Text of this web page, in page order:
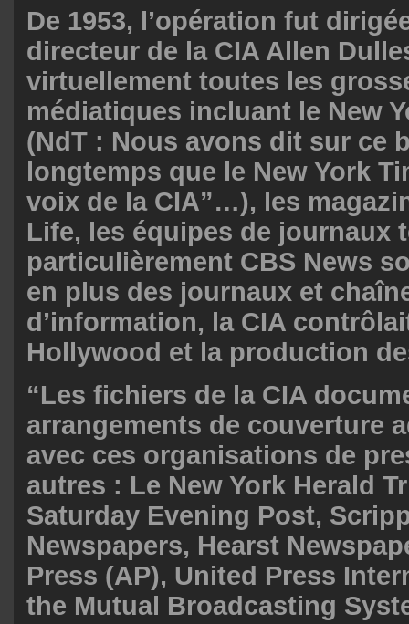
De 1953, l’opération fut
directeur de la CIA Allen
virtuellement toutes les
médiatiques incluant le New
(NdT : Nous avons dit sur ce
longtemps que le New York
voix de la CIA”…), les
Life, les équipes de journaux
particulièrement CBS News
en plus des journaux et
d’information, la CIA
Hollywood et la production
“Les fichiers de la CIA
arrangements de couverture
avec ces organisations de
autres : Le New York Herald
Saturday Evening Post,
Newspapers, Hearst
Press (AP), United Press
the Mutual Broadcasting